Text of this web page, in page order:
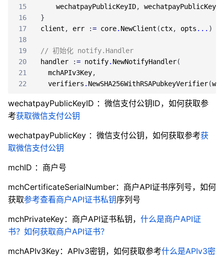
15
wechatpayPublicKeyID, wechatpayPublicKey
16
}
17
client , err := core. NewClient (ctx, opts . . . )
18
19
// 初始化 notify.Handler
20
handler := notify. NewNotifyHandler(
21
mchAPIv3Key,
22
verifiers . NewSHA256WithRSAPubkeyVerifier(
wechatpayPublicKeyID ：微信支付公钥ID，如何获取参
考获取微信支付公钥
wechatpayPublicKey ：微信支付公钥，如何获取参考获
取微信支付公钥
mchID ：商户号
mchCertificateSerialNumber：商户API证书序列号，如何
获取参考查看商户API证书私钥序列号
mchPrivateKey：商户API证书私钥， 什么是商户API证
书？如何获取商户API证书？
mchAPIv3Key：APIv3密钥，如何获取参考什么是APIv3密